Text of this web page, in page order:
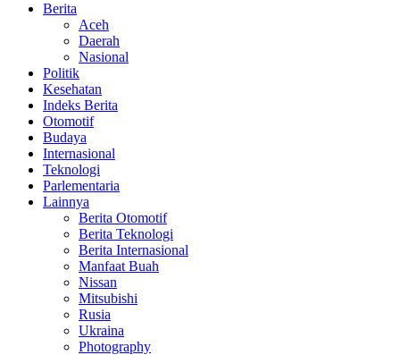
Berita
Aceh
Daerah
Nasional
Politik
Kesehatan
Indeks Berita
Otomotif
Budaya
Internasional
Teknologi
Parlementaria
Lainnya
Berita Otomotif
Berita Teknologi
Berita Internasional
Manfaat Buah
Nissan
Mitsubishi
Rusia
Ukraina
Photography